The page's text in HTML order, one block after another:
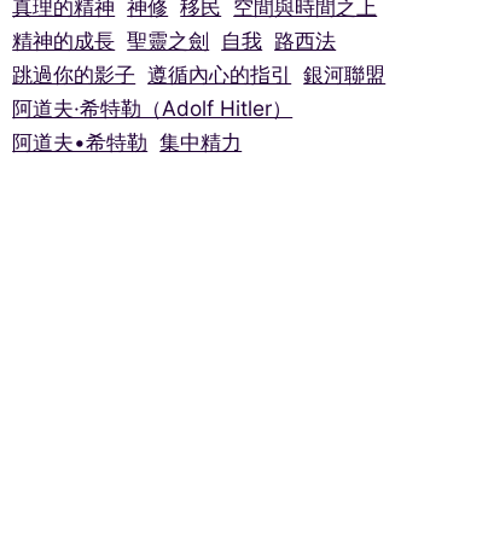
真理的精神 神修 移民 空間與時間之上
精神的成長 聖靈之劍 自我 路西法
跳過你的影子 遵循內心的指引
銀河聯盟
阿道夫·希特勒（Adolf Hitler）
阿道夫•希特勒 集中精力